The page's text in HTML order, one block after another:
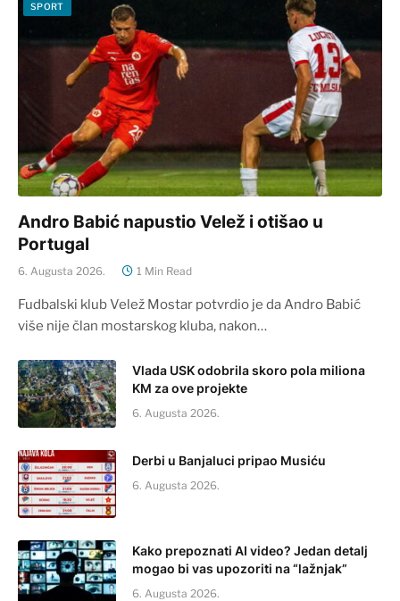
SPORT
Andro Babić napustio Velež i otišao u
Portugal
6. Augusta 2026. 1 Min Read
Fudbalski klub Velež Mostar potvrdio je da Andro Babić
više nije član mostarskog kluba, nakon…
Vlada USK odobrila skoro pola miliona
KM za ove projekte
6. Augusta 2026.
Derbi u Banjaluci pripao Musiću
6. Augusta 2026.
Kako prepoznati AI video? Jedan detalj
mogao bi vas upozoriti na “lažnjak”
6. Augusta 2026.